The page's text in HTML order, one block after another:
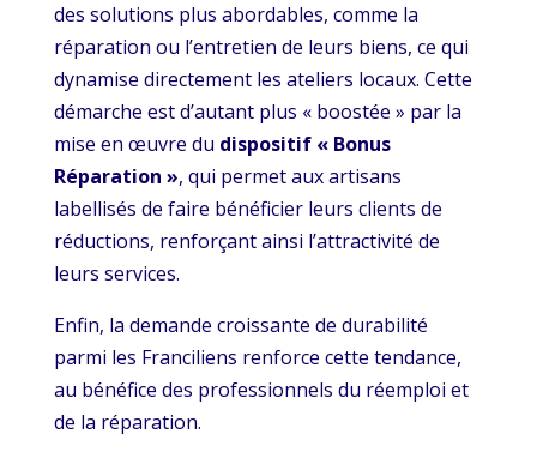
des solutions plus abordables, comme la
réparation ou l’entretien de leurs biens, ce qui
dynamise directement les ateliers locaux. Cette
démarche est d’autant plus « boostée » par la
mise en œuvre du dispositif « Bonus
Réparation », qui permet aux artisans
labellisés de faire bénéficier leurs clients de
réductions, renforçant ainsi l’attractivité de
leurs services.
Enfin, la demande croissante de durabilité
parmi les Franciliens renforce cette tendance,
au bénéfice des professionnels du réemploi et
de la réparation.